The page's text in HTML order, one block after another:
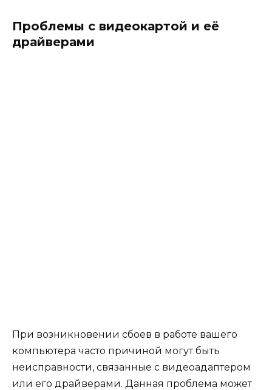
Проблемы с видеокартой и её
драйверами
При возникновении сбоев в работе вашего
компьютера часто причиной могут быть
неисправности, связанные с видеоадаптером
или его драйверами. Данная проблема может